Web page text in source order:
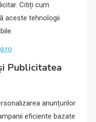
Citiți cum
aceste tehnologii
Publicitatea
anunțurilor
eficiente bazate